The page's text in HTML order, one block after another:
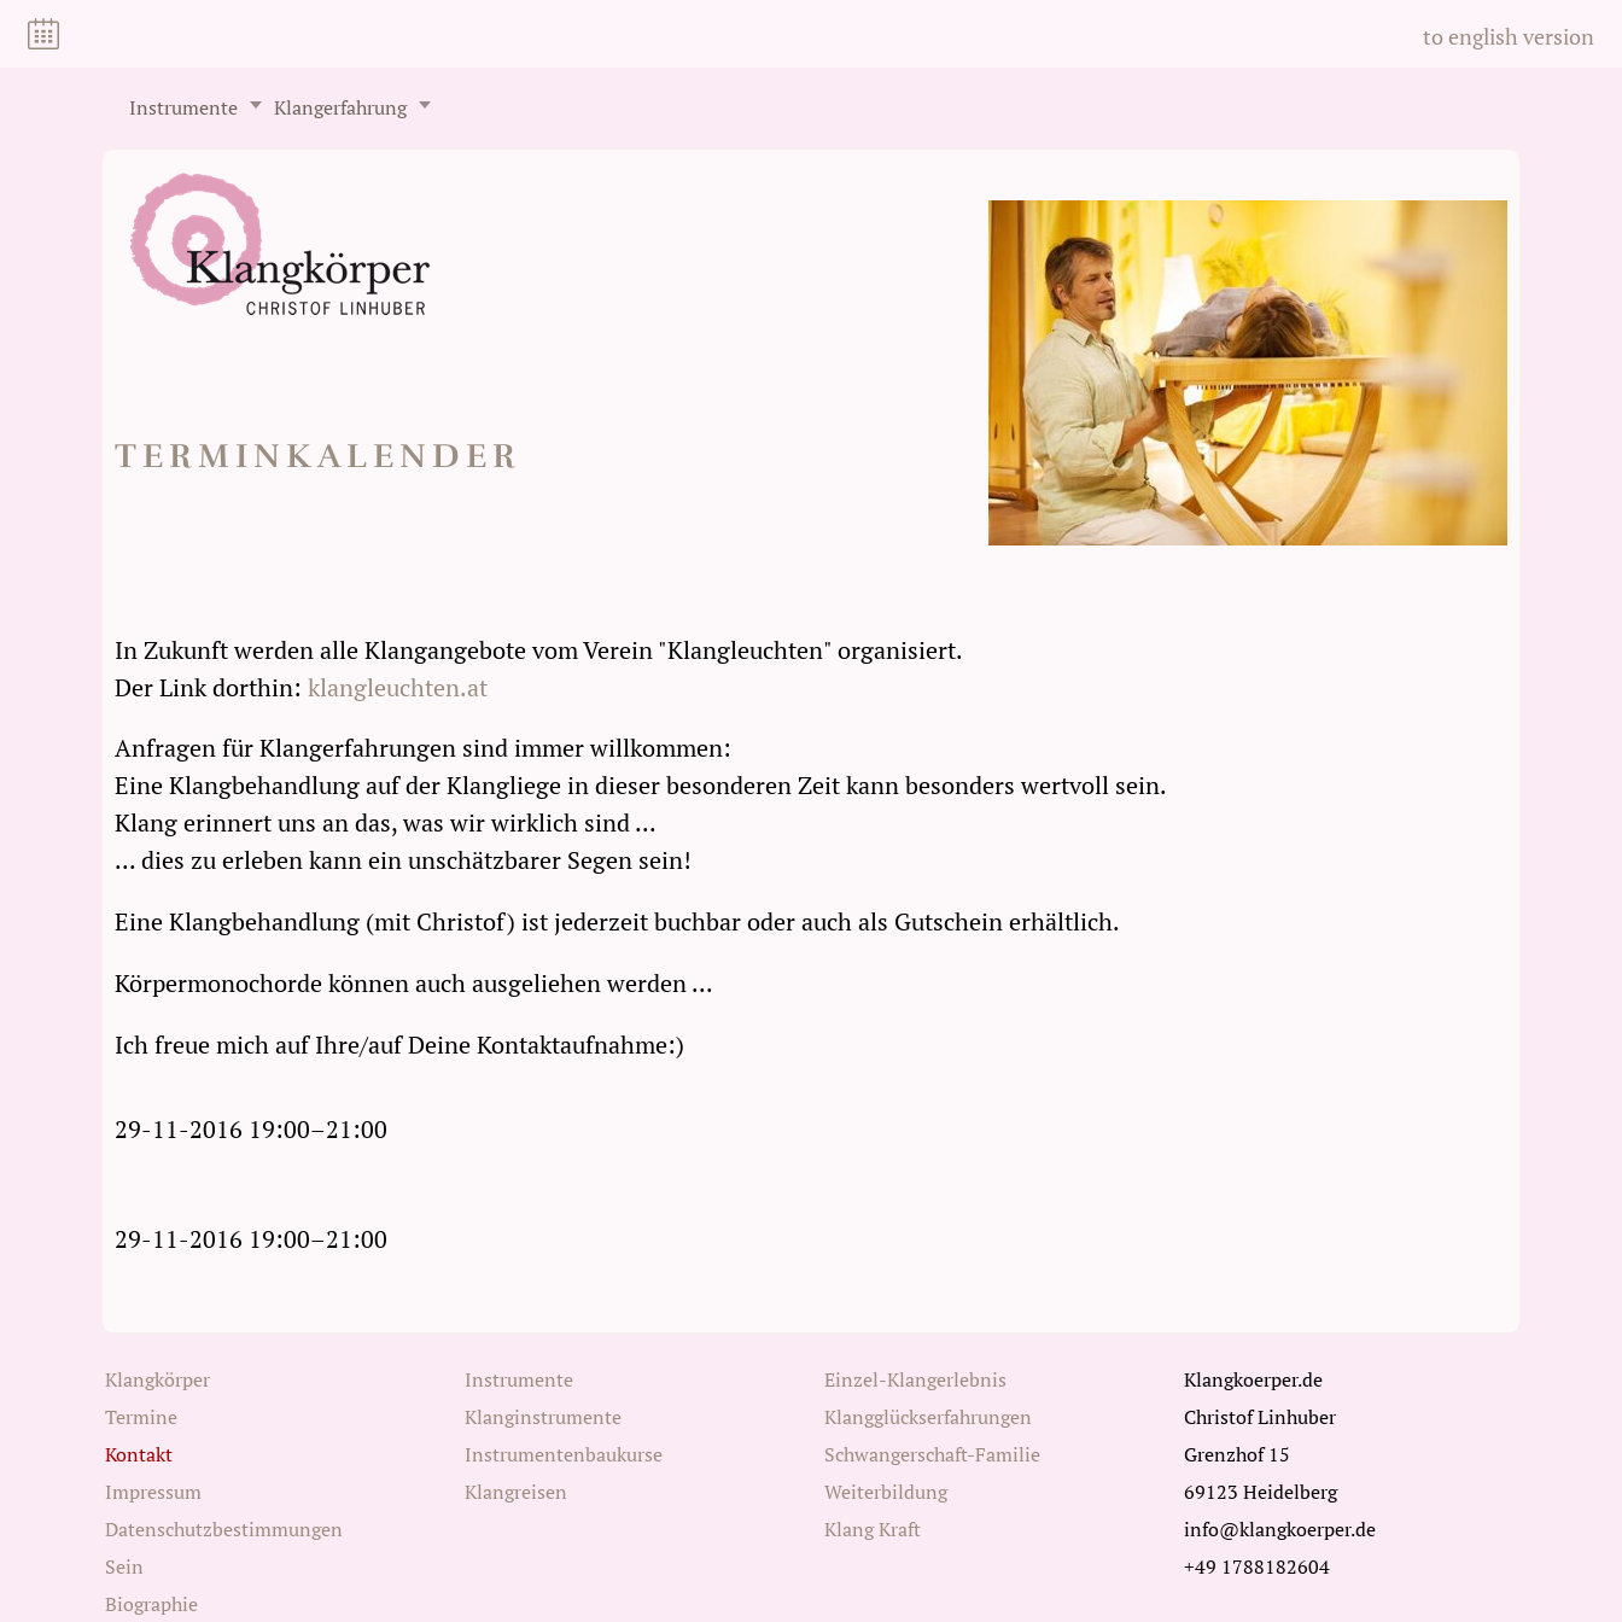
to english version
Instrumente Klangerfahrung
TERMINKALENDER
In Zukunft werden alle Klangangebote vom Verein "Klangleuchten" organisiert.
Der Link dorthin: klangleuchten.at
Anfragen für Klangerfahrungen sind immer willkommen:
Eine Klangbehandlung auf der Klangliege in dieser besonderen Zeit kann besonders wertvoll sein.
Klang erinnert uns an das, was wir wirklich sind ...
... dies zu erleben kann ein unschätzbarer Segen sein!
Eine Klangbehandlung (mit Christof) ist jederzeit buchbar oder auch als Gutschein erhältlich.
Körpermonochorde können auch ausgeliehen werden ...
Ich freue mich auf Ihre/auf Deine Kontaktaufnahme:)
29-11-2016 19:00–21:00
29-11-2016 19:00–21:00
Klangkörper
Termine
Kontakt
Impressum
Datenschutzbestimmungen
Sein
Biographie
Instrumente
Klanginstrumente
Instrumentenbaukurse
Klangreisen
Einzel-Klangerlebnis
Klangglückserfahrungen
Schwangerschaft-Familie
Weiterbildung
Klang Kraft
Klangkoerper.de
Christof Linhuber
Grenzhof 15
69123 Heidelberg
info@klangkoerper.de
+49 1788182604